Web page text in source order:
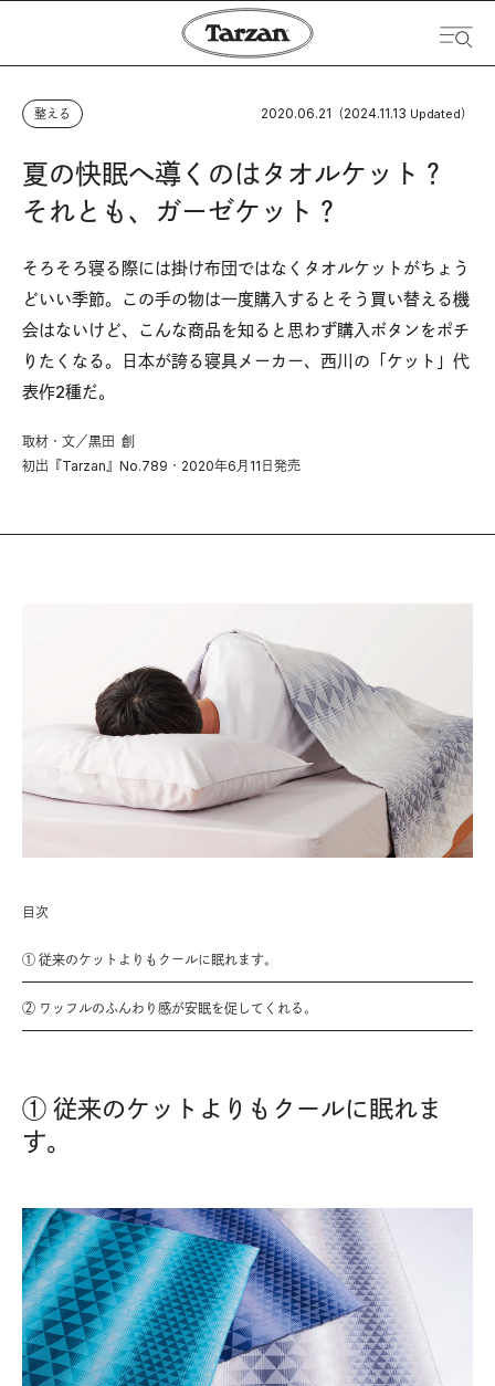
整える 2020.06.21 （2024.11.13 Updated）
夏の快眠へ導くのはタオルケット？
それとも、ガーゼケット？
そろそろ寝る際には掛け布団ではなくタオルケットがちょう
どいい季節。この手の物は一度購入するとそう買い替える機
会はないけど、こんな商品を知ると思わず購入ボタンをポチ
りたくなる。日本が誇る寝具メーカー、西川の「ケット」代
表作2種だ。
取材・文／黒田 創
初出『Tarzan』No.789・2020年6月11日発売
目次
① 従来のケットよりもクールに眠れます。
② ワッフルのふんわり感が安眠を促してくれる。
① 従来のケットよりもクールに眠れま
す。